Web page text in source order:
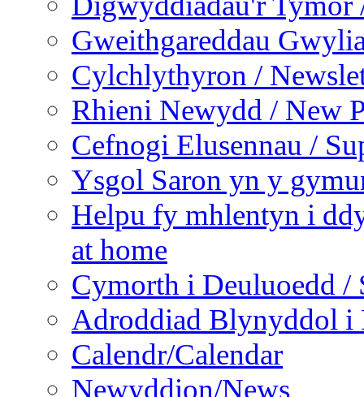
Gweithgareddau
Cylchlythyron /
Rhieni Newydd / New
Cefnogi Elusennau /
Ysgol Saron yn y
Helpu fy mhlentyn i
at home
Cymorth i Deuluoedd /
Adroddiad Blynyddol i
Calendr/Calendar
Newyddion/News